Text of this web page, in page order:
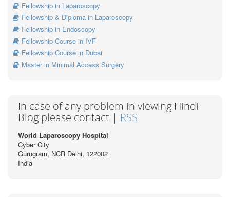
Fellowship in Laparoscopy
Fellowship & Diploma in Laparoscopy
Fellowship in Endoscopy
Fellowship Course in IVF
Fellowship Course in Dubai
Master in Minimal Access Surgery
In case of any problem in viewing Hindi
Blog please contact | RSS
World Laparoscopy Hospital
Cyber City
Gurugram, NCR Delhi, 122002
India